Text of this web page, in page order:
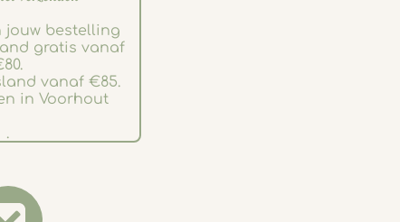
jouw bestelling
gratis vanaf
vanaf €85.
in Voorhout
.